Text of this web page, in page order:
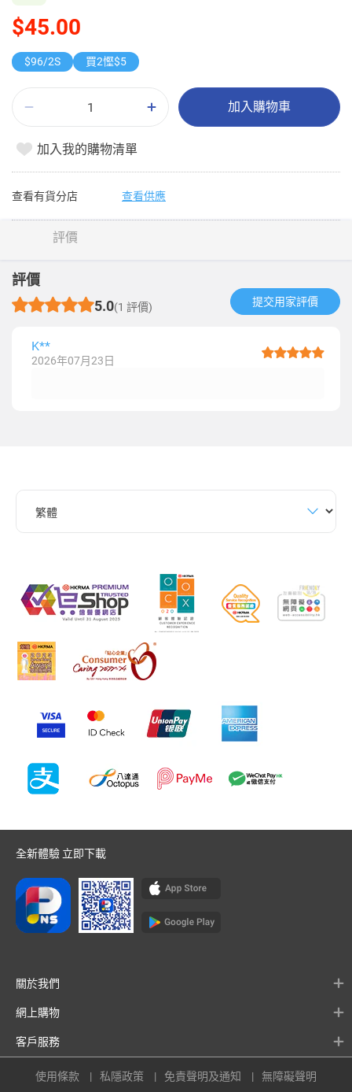
$45.00
$96/2S 買2慳$5
加入購物車
加入我的購物清單
查看有貨分店 查看供應
評價
評價
5.0(1 評價) 提交用家評價​
K**
2026年07月23日
全新體驗 立即下載
關於我們
網上購物
客戶服務
使用條款 私隱政策 免責聲明及通知 無障礙聲明